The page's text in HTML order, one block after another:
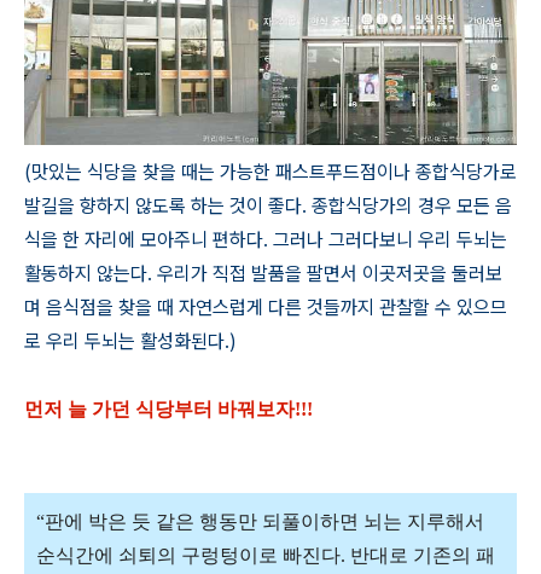
(맛있는 식당을 찾을 때는 가능한 패스트푸드점이나 종합식당가로
발길을 향하지 않도록 하는 것이 좋다. 종합식당가의 경우 모든 음
식을 한 자리에 모아주니 편하다. 그러나 그러다보니 우리 두뇌는
활동하지 않는다. 우리가 직접 발품을 팔면서 이곳저곳을 둘러보
며 음식점을 찾을 때 자연스럽게 다른 것들까지 관찰할 수 있으므
로 우리 두뇌는 활성화된다.)
먼저 늘 가던 식당부터 바꿔보자!!!
“판에 박은 듯 같은 행동만 되풀이하면 뇌는 지루해서
순식간에 쇠퇴의 구렁텅이로 빠진다. 반대로 기존의 패